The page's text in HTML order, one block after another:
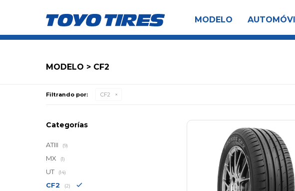
MODELO
MODELO > CF2
Filtrando por: CF2
Categorías
ATIII (9)
MX (1)
UT (14)
CF2 (2)